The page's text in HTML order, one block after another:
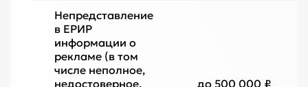
Непредставление
в ЕРИР
информации о
рекламе (в том
числе неполное,
недостоверное,
до 500 000 ₽